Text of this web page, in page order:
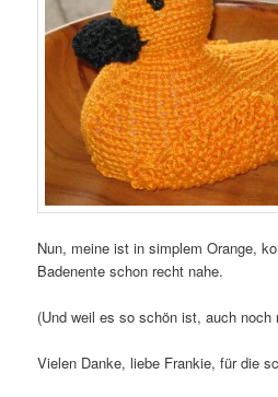
Nun, meine ist in simplem Orange,
Badenente schon recht nahe.
(Und weil es so schön ist, auch noch
Vielen Danke, liebe Frankie, für die